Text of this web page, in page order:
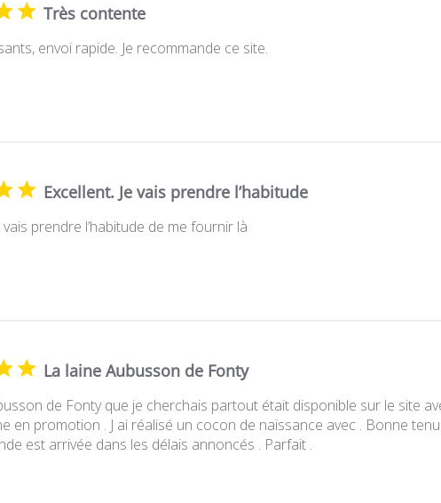
Très contente
envoi rapide. Je recommande ce site.
Excellent. Je vais prendre l’habitude
vais prendre l’habitude de me fournir là
La laine Aubusson de Fonty
de Fonty que je cherchais partout était disponible sur le site
en promotion . J ai réalisé un cocon de naissance avec . Bonne
est arrivée dans les délais annoncés . Parfait .